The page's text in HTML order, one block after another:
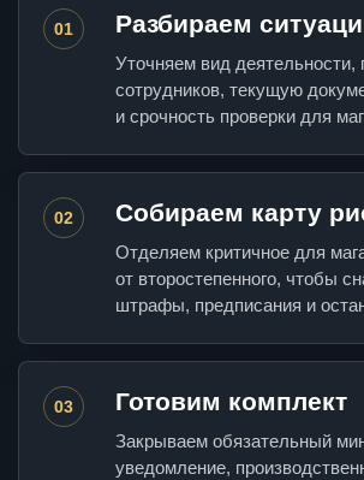
01 Разбираем
Уточняем вид деятельности,
сотрудников, текущую
и срочность проверки для
02 Собираем карту
Отделяем критичное для
от второстепенного, чтобы
штрафы, предписания и
03 Готовим комплект
Закрываем обязательный
уведомление,